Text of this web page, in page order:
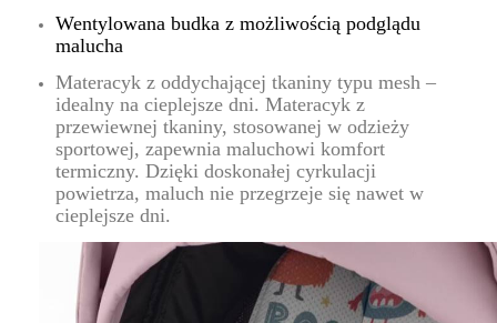
Wentylowana budka z możliwością podglądu
malucha
Materacyk z oddychającej tkaniny typu mesh –
idealny na cieplejsze dni. Materacyk z
przewiewnej tkaniny, stosowanej w odzieży
sportowej, zapewnia maluchowi komfort
termiczny. Dzięki doskonałej cyrkulacji
powietrza, maluch nie przegrzeje się nawet w
cieplejsze dni.